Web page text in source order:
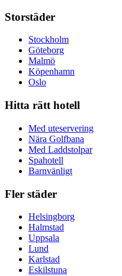
Storstäder
Stockholm
Göteborg
Malmö
Köpenhamn
Oslo
Hitta rätt hotell
Med uteservering
Nära Golfbana
Med Laddstolpar
Spahotell
Barnvänligt
Fler städer
Helsingborg
Halmstad
Uppsala
Lund
Karlstad
Eskilstuna